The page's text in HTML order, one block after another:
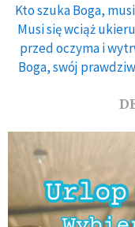
Kto szuka Boga,
Musi się wciąż
przed oczyma i
Boga, swój